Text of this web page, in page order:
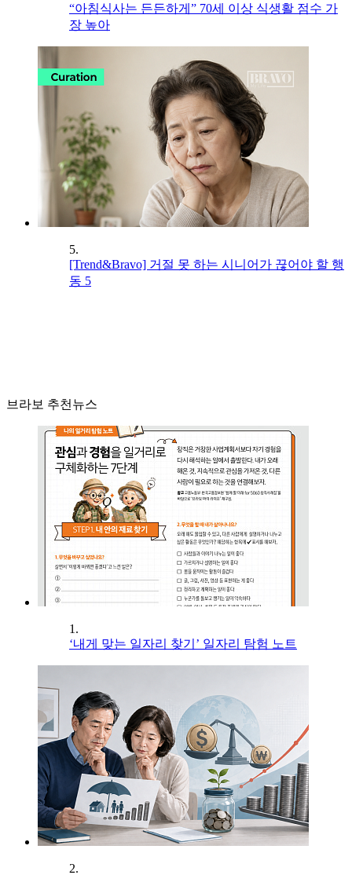
“아침식사는 든든하게” 70세 이상 식생활 점수 가
장 높아
5.
[Trend&Bravo] 거절 못 하는 시니어가 끊어야 할 행
동 5
브라보 추천뉴스
1.
‘내게 맞는 일자리 찾기’ 일자리 탐험 노트
2.